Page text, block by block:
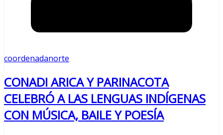
coordenadanorte
CONADI ARICA Y PARINACOTA
CELEBRÓ A LAS LENGUAS INDÍGENAS
CON MÚSICA, BAILE Y POESÍA